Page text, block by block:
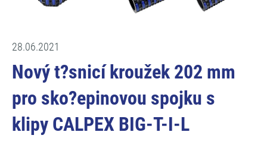
28.06.2021
Nový t?snicí kroužek 202 mm
pro sko?epinovou spojku s
klipy CALPEX BIG-T-I-L